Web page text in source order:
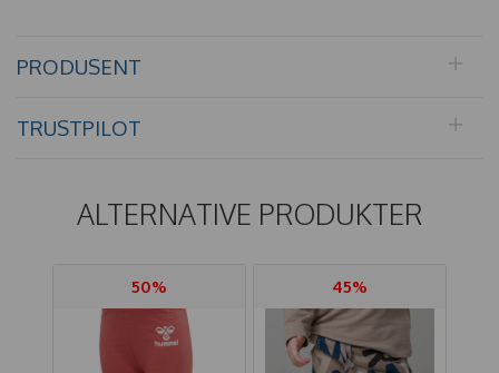
PRODUSENT
TRUSTPILOT
ALTERNATIVE PRODUKTER
50% 45%